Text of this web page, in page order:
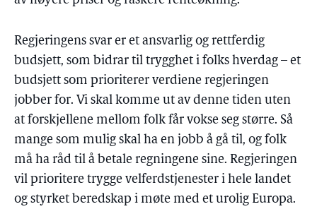
Regjeringens svar er et ansvarlig og rettferdig
budsjett, som bidrar til trygghet i folks hverdag – et
budsjett som prioriterer verdiene regjeringen
jobber for. Vi skal komme ut av denne tiden uten
at forskjellene mellom folk får vokse seg større. Så
mange som mulig skal ha en jobb å gå til, og folk
må ha råd til å betale regningene sine. Regjeringen
vil prioritere trygge velferdstjenester i hele landet
og styrket beredskap i møte med et urolig Europa.